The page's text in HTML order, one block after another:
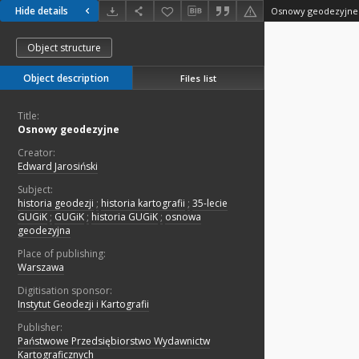
Hide details Osnowy geodezyjne
Object structure
Object description Files list
Title:
Osnowy geodezyjne
Creator:
Edward Jarosiński
Subject:
historia geodezji ; historia kartografii ; 35-lecie
GUGiK ; GUGiK ; historia GUGiK ; osnowa
geodezyjna
Place of publishing:
Warszawa
Digitisation sponsor:
Instytut Geodezji i Kartografii
Publisher:
Państwowe Przedsiębiorstwo Wydawnictw
Kartograficznych